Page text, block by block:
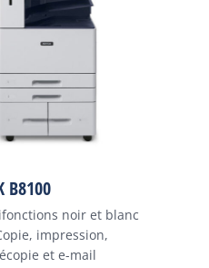
B8100
noir et blanc
impression,
et e-mail